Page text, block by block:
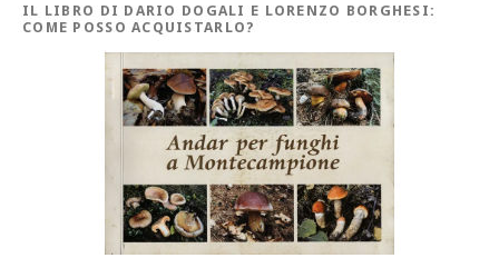
IL LIBRO DI DARIO DOGALI E LORENZO BORGHESI:
COME POSSO ACQUISTARLO?